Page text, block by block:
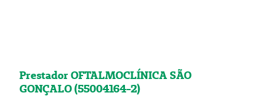
Prestador OFTALMOCLÍNICA SÃO
GONÇALO (55004164-2)